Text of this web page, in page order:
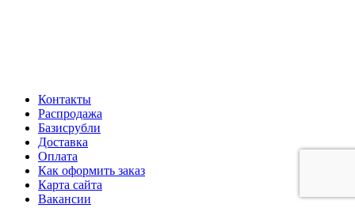
Контакты
Распродажа
Базисрубли
Доставка
Оплата
Как оформить заказ
Карта сайта
Вакансии